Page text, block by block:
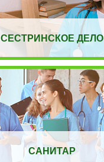
СЕСТРИНСКОЕ ДЕЛО
САНИТАР